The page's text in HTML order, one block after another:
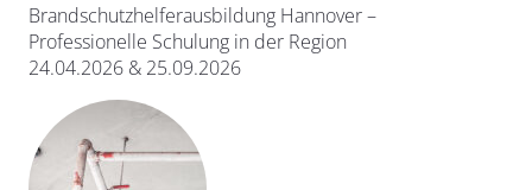
Brandschutzhelferausbildung Hannover –
Professionelle Schulung in der Region
24.04.2026 & 25.09.2026